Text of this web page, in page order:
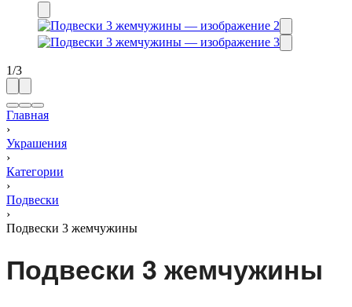
1/3
Главная
›
Украшения
›
Категории
›
Подвески
›
Подвески 3 жемчужины
Подвески 3 жемчужины